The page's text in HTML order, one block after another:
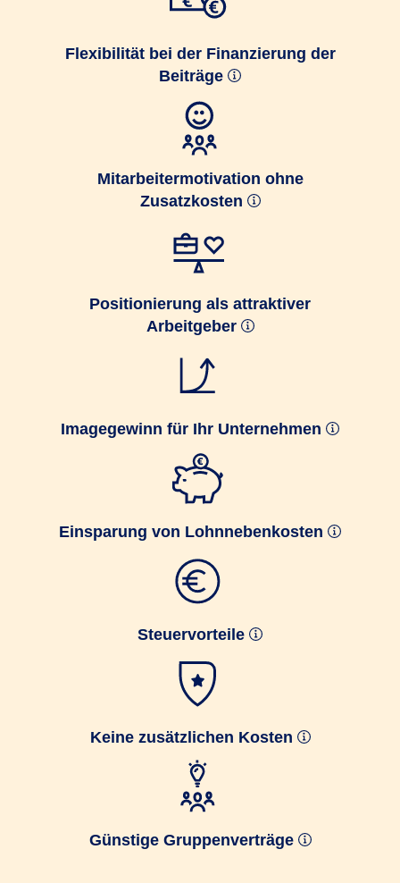
Flexibilität bei der Finanzierung der
Beiträge
Mitarbeitermotivation ohne
Zusatzkosten
Positionierung als attraktiver
Arbeitgeber
Imagegewinn für Ihr Unternehmen
Einsparung von Lohnnebenkosten
Steuervorteile
Keine zusätzlichen Kosten
Günstige Gruppenverträge